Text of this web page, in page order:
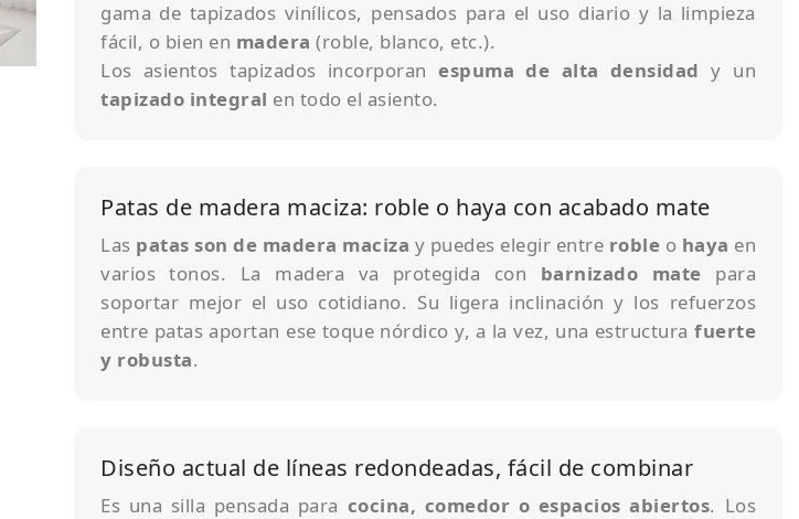
gama de tapizados vinílicos, pensados para el uso diario y la limpieza
fácil, o bien en madera (roble, blanco, etc.).
Los asientos tapizados incorporanespuma de alta densidad y un
tapizado integral en todo el asiento.
Patas de madera maciza: roble o haya con acabado mate
Las patas son de madera maciza y puedes elegir entre roble o haya en
varios tonos. La madera va protegida con barnizado mate para
soportar mejor el uso cotidiano. Su ligera inclinación y los refuerzos
entre patas aportan ese toque nórdico y, a la vez, una estructura fuerte
y robusta.
Diseño actual de líneas redondeadas, fácil de combinar
Es una silla pensada para cocina, comedor o espacios abiertos. Los